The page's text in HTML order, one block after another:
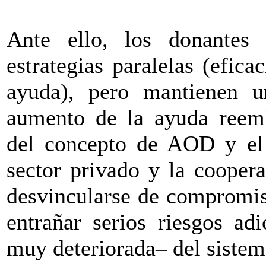
Ante ello, los donantes
estrategias paralelas
ayuda), pero mantienen
aumento de la ayuda
del concepto de AOD y
sector privado y la
desvincularse de
entrañar serios riesgos
muy deteriorada– del